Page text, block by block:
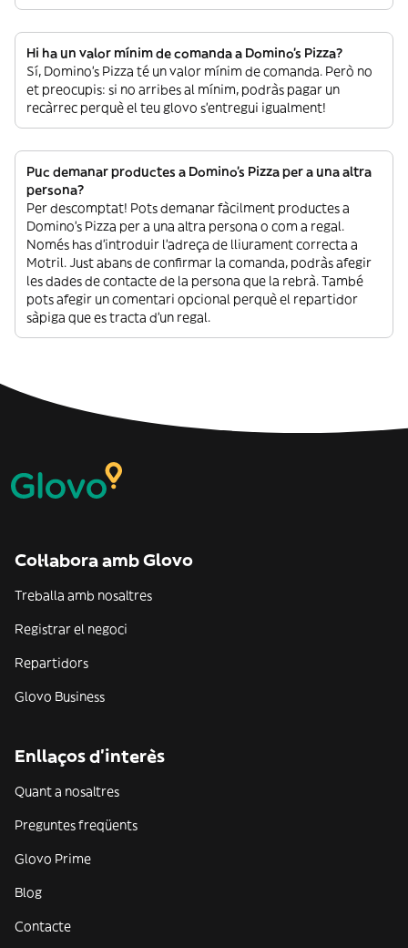
Hi ha un valor mínim de comanda a Domino's Pizza?
Sí, Domino's Pizza té un valor mínim de comanda. Però no
et preocupis: si no arribes al mínim, podràs pagar un
recàrrec perquè el teu glovo s’entregui igualment!
Puc demanar productes a Domino's Pizza per a una altra
persona?
Per descomptat! Pots demanar fàcilment productes a
Domino's Pizza per a una altra persona o com a regal.
Només has d’introduir l’adreça de lliurament correcta a
Motril. Just abans de confirmar la comanda, podràs afegir
les dades de contacte de la persona que la rebrà. També
pots afegir un comentari opcional perquè el repartidor
sàpiga que es tracta d’un regal.
Col·labora amb Glovo
Treballa amb nosaltres
Registrar el negoci
Repartidors
Glovo Business
Enllaços d'interès
Quant a nosaltres
Preguntes freqüents
Glovo Prime
Blog
Contacte